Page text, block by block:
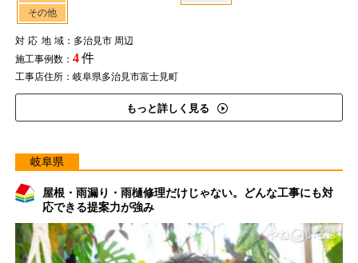
その他
対応地域：多治見市 周辺
施工事例数： 4件
工事店住所：岐阜県多治見市富士見町
もっと詳しく見る
岐阜県
屋根・雨漏り・雨樋修理だけじゃない。どんな工事にも対
応できる提案力が強み